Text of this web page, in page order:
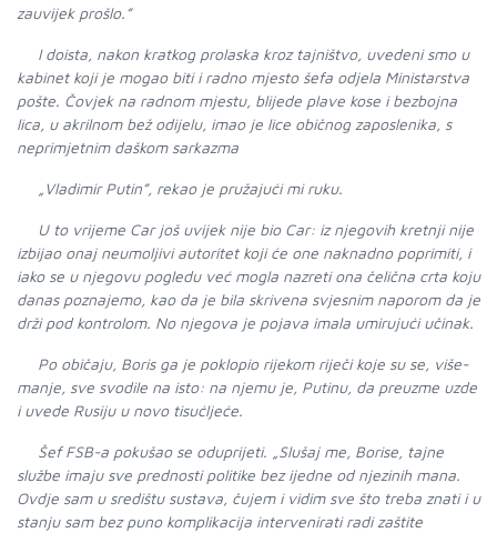
zauvijek prošlo.”
I doista, nakon kratkog prolaska kroz tajništvo, uvedeni smo u
kabinet koji je mogao biti i radno mjesto šefa odjela Ministarstva
pošte. Čovjek na radnom mjestu, blijede plave kose i bezbojna
lica, u akrilnom bež odijelu, imao je lice običnog zaposlenika, s
neprimjetnim daškom sarkazma
„Vladimir Putin”, rekao je pružajući mi ruku.
U to vrijeme Car još uvijek nije bio Car: iz njegovih kretnji nije
izbijao onaj neumoljivi autoritet koji će one naknadno poprimiti, i
iako se u njegovu pogledu već mogla nazreti ona čelična crta koju
danas poznajemo, kao da je bila skrivena svjesnim naporom da je
drži pod kontrolom. No njegova je pojava imala umirujući učinak.
Po običaju, Boris ga je poklopio rijekom riječi koje su se, više-
manje, sve svodile na isto: na njemu je, Putinu, da preuzme uzde
i uvede Rusiju u novo tisućljeće.
Šef FSB-a pokušao se oduprijeti. „Slušaj me, Borise, tajne
službe imaju sve prednosti politike bez ijedne od njezinih mana.
Ovdje sam u središtu sustava, čujem i vidim sve što treba znati i u
stanju sam bez puno komplikacija intervenirati radi zaštite